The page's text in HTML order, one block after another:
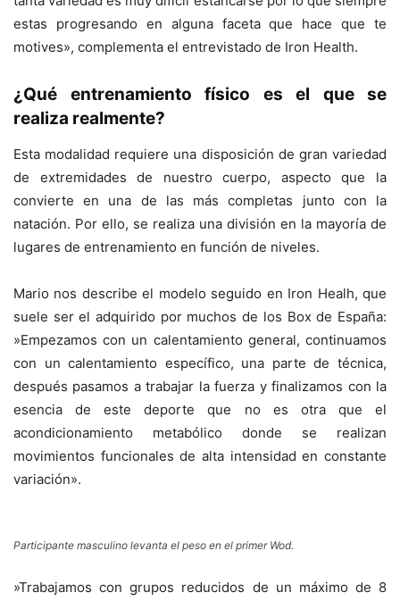
estas progresando en alguna faceta que hace que te
motives», complementa el entrevistado de Iron Health.
¿Qué entrenamiento físico es el que se
realiza realmente?
Esta modalidad requiere una disposición de gran variedad
de extremidades de nuestro cuerpo, aspecto que la
convierte en una de las más completas junto con la
natación. Por ello, se realiza una división en la mayoría de
lugares de entrenamiento en función de niveles.
Mario nos describe el modelo seguido en Iron Healh, que
suele ser el adquirido por muchos de los Box de España:
»Empezamos con un calentamiento general, continuamos
con un calentamiento específico, una parte de técnica,
después pasamos a trabajar la fuerza y finalizamos con la
esencia de este deporte que no es otra que el
acondicionamiento metabólico donde se realizan
movimientos funcionales de alta intensidad en constante
variación».
Participante masculino levanta el peso en el primer Wod.
»Trabajamos con grupos reducidos de un máximo de 8